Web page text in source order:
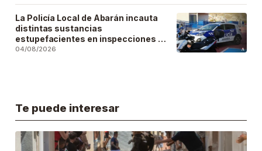
La Policía Local de Abarán incauta
distintas sustancias
estupefacientes en inspecciones a
locales públicos del municipio
04/08/2026
Te puede interesar